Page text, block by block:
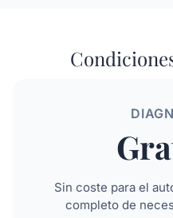
Sin coste para el
completo de